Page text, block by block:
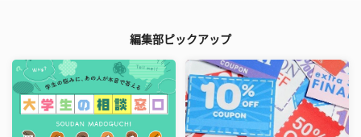
編集部ピックアップ